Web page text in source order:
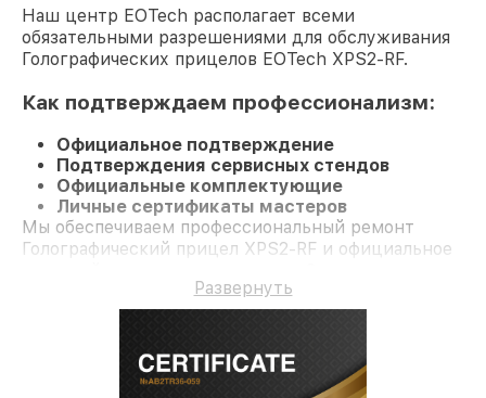
Наш центр EOTech располагает всеми
обязательными разрешениями для обслуживания
Голографических прицелов EOTech XPS2-RF.
Как подтверждаем профессионализм:
Официальное подтверждение
Подтверждения сервисных стендов
Официальные комплектующие
Личные сертификаты мастеров
Мы обеспечиваем профессиональный ремонт
Голографический прицел XPS2-RF и официальное
Развернуть